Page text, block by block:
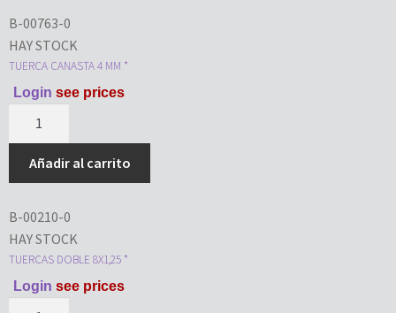
B-00763-0
HAY STOCK
TUERCA CANASTA 4 MM *
Login see prices
Añadir al carrito
B-00210-0
HAY STOCK
TUERCAS DOBLE 8X1,25 *
Login see prices